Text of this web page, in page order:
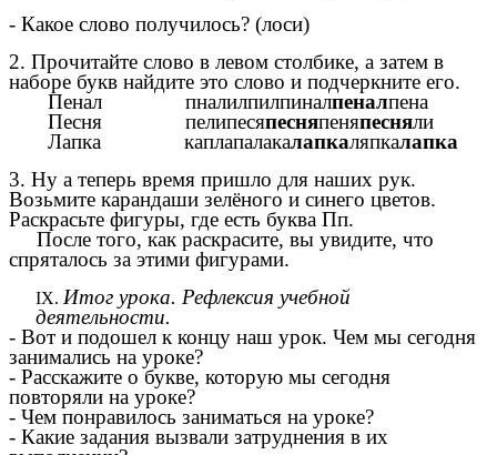
- Какое слово получилось? (лоси)
2. Прочитайте слово в левом столбике, а затем в
наборе букв найдите это слово и подчеркните его.
Пенал пналилпилпиналпеналпена
Песня пелипесяпесняпеняпесняли
Лапка каплапалакалапкаляпкалапка
3. Ну а теперь время пришло для наших рук.
Возьмите карандаши зелёного и синего цветов.
Раскрасьте фигуры, где есть буква Пп.
После того, как раскрасите, вы увидите, что
спряталось за этими фигурами.
Итог урока. Рефлексия учебной
деятельности.
- Вот и подошел к концу наш урок. Чем мы сегодня
занимались на уроке?
- Расскажите о букве, которую мы сегодня
повторяли на уроке?
- Чем понравилось заниматься на уроке?
- Какие задания вызвали затруднения в их